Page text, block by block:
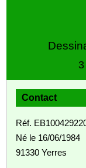
Contact
Réf.
Né le 16/06/1984
91330 Yerres